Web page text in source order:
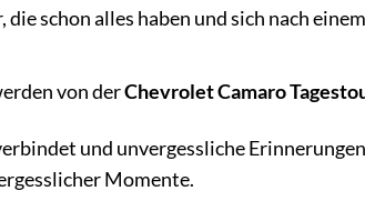
die schon alles haben und sich nach
von derChevrolet Camaro
und unvergessliche
Momente.